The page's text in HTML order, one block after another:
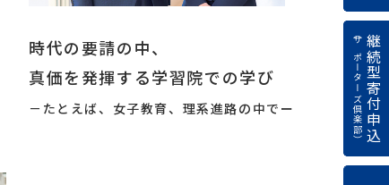
継続型寄付申込
（サポーターズ倶楽部）お問い合わせ
時代の要請の中、
真価を発揮する学習院での学び
－たとえば、女子教育、理系進路の中でー